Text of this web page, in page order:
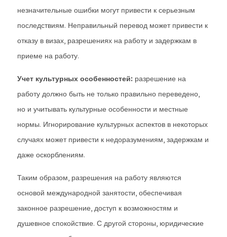
незначительные ошибки могут привести к серьезным
последствиям. Неправильный перевод может привести к
отказу в визах, разрешениях на работу и задержкам в
приеме на работу.
Учет культурных особенностей: разрешение на
работу должно быть не только правильно переведено,
но и учитывать культурные особенности и местные
нормы. Игнорирование культурных аспектов в некоторых
случаях может привести к недоразумениям, задержкам и
даже оскорблениям.
Таким образом, разрешения на работу являются
основой международной занятости, обеспечивая
законное разрешение, доступ к возможностям и
душевное спокойствие. С другой стороны, юридические